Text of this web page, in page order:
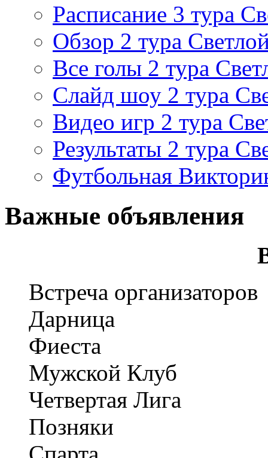
Расписание 3 тура
Обзор 2 тура
Все голы 2 тура
Слайд шоу 2 тура
Видео игр 2 тура
Результаты 2 тура
Футбольная
Важные объявления
Встреча организаторов
Дарница
Фиеста
Мужской Клуб
Четвертая Лига
Позняки